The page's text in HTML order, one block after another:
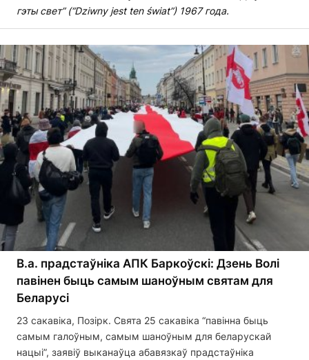
гэты свет” (“Dziwny jest ten świat”) 1967 года.
В.а. прадстаўніка АПК Баркоўскі: Дзень Волі
павінен быць самым шаноўным святам для
Беларусі
23 сакавіка, Позірк. Свята 25 сакавіка “павінна быць
самым галоўным, самым шаноўным для беларускай
нацыі”, заявіў выканаўца абавязкаў прадстаўніка